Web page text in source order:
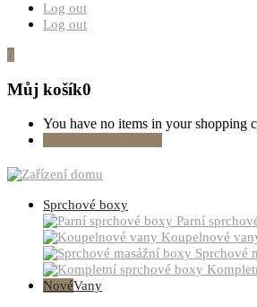
Log out
Log out
0
Můj košík0
You have no items in your shopping
Sprchové boxy
Parní
Koupelnové
Sprchové
NovéVany